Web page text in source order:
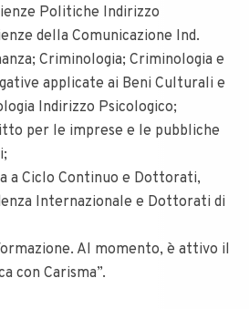
Politiche Indirizzo
della Comunicazione Ind.
Criminologia; Criminologia e
applicate ai Beni Culturali e
Indirizzo Psicologico;
per le imprese e le pubbliche
a Ciclo Continuo e Dottorati,
Internazionale e Dottorati di
Al momento, è attivo il
con Carisma”.